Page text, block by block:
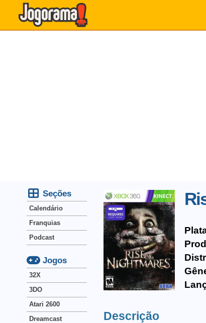
Descrição
Seções
Calendário
Franquias
Podcast
Jogos
32X
3DO
Atari 2600
Dreamcast